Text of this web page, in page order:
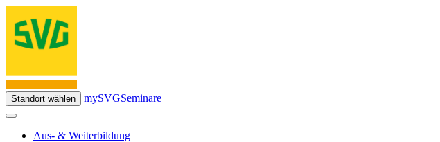
Standort wählen mySVGSeminare
Aus- & Weiterbildung